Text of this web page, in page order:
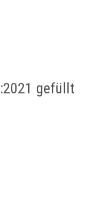
gefüllt